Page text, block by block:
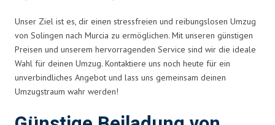
Unser Ziel ist es, dir einen stressfreien und reibungslosen Umzug
von Solingen nach Murcia zu ermöglichen. Mit unseren günstigen
Preisen und unserem hervorragenden Service sind wir die ideale
Wahl für deinen Umzug. Kontaktiere uns noch heute für ein
unverbindliches Angebot und lass uns gemeinsam deinen
Umzugstraum wahr werden!